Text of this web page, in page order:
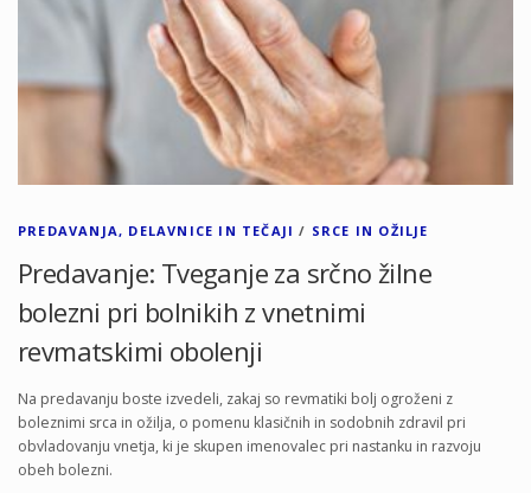
PREDAVANJA, DELAVNICE IN TEČAJI / SRCE IN OŽILJE
Predavanje: Tveganje za srčno žilne
bolezni pri bolnikih z vnetnimi
revmatskimi obolenji
Na predavanju boste izvedeli, zakaj so revmatiki bolj ogroženi z
boleznimi srca in ožilja, o pomenu klasičnih in sodobnih zdravil pri
obvladovanju vnetja, ki je skupen imenovalec pri nastanku in razvoju
obeh bolezni.